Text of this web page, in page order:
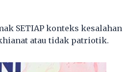
SETIAP konteks kesalahan
atau tidak patriotik.